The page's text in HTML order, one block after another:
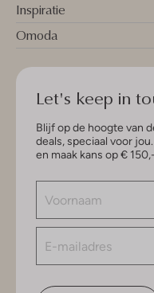
Inspiratie
Omoda
Let's keep in
Blijf op de hoogte van
deals, speciaal voor
en maak kans op €